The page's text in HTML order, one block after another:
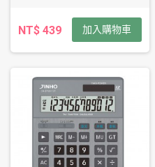
NT$ 439 加入購物車